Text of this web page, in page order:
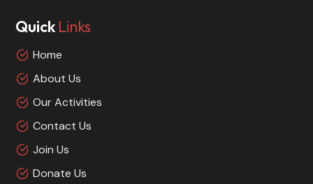
Quick Links
Home
About Us
Our Activities
Contact Us
Join Us
Donate Us